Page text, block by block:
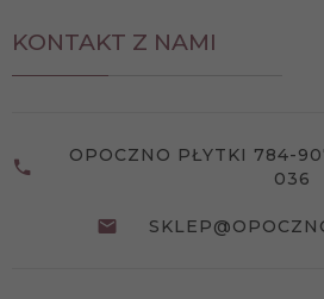
KONTAKT Z NAMI
OPOCZNO PŁYTKI 784-
036